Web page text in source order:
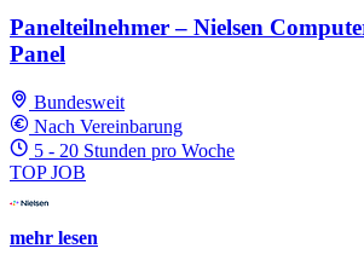
Panelteilnehmer – Nielsen
Panel
Bundesweit
Nach Vereinbarung
5 - 20 Stunden pro Woche
TOP JOB
mehr lesen